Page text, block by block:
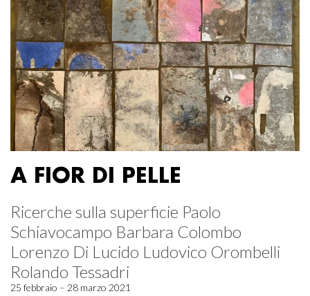
A FIOR DI PELLE
Ricerche sulla superficie Paolo
Schiavocampo Barbara Colombo
Lorenzo Di Lucido Ludovico Orombelli
Rolando Tessadri
25 febbraio – 28 marzo 2021